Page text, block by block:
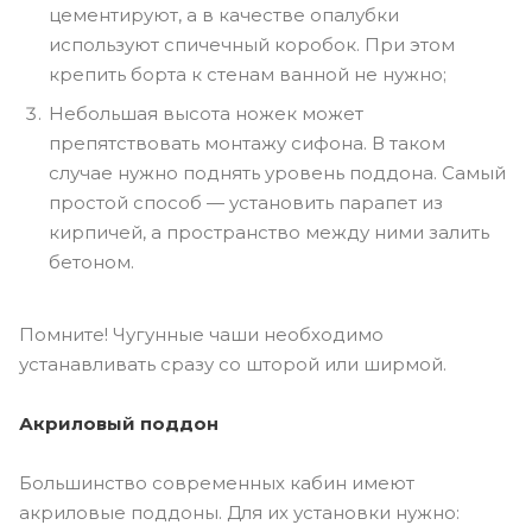
цементируют, а в качестве опалубки
используют спичечный коробок. При этом
крепить борта к стенам ванной не нужно;
Небольшая высота ножек может
препятствовать монтажу сифона. В таком
случае нужно поднять уровень поддона. Самый
простой способ — установить парапет из
кирпичей, а пространство между ними залить
бетоном.
Помните! Чугунные чаши необходимо
устанавливать сразу со шторой или ширмой.
Акриловый поддон
Большинство современных кабин имеют
акриловые поддоны. Для их установки нужно: